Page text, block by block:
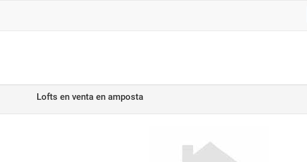
Lofts en venta en amposta